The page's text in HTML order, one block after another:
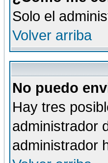
Solo el
Volver arriba
No puedo
Hay tres
administrador
administrador